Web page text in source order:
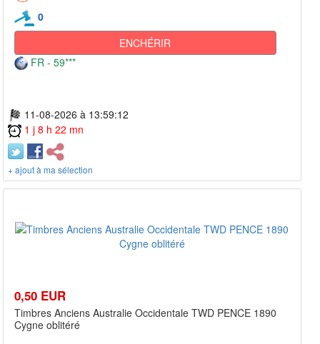
0
ENCHÉRIR
FR - 59***
11-08-2026 à 13:59:12
1 j 8 h 22 mn
+ ajout à ma sélection
0,50 EUR
Timbres Anciens Australie Occidentale TWD PENCE 1890
Cygne oblitéré